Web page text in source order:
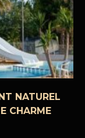
NATUREL
CHARME